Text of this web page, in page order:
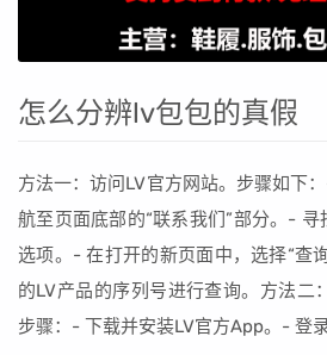
怎么分辨lv包包的真假
方法一：访问LV官方网站。步骤如下
航至页面底部的“联系我们”部分。- 寻
选项。- 在打开的新页面中，选择“查
的LV产品的序列号进行查询。方法二
步骤：- 下载并安装LV官方App。- 登录